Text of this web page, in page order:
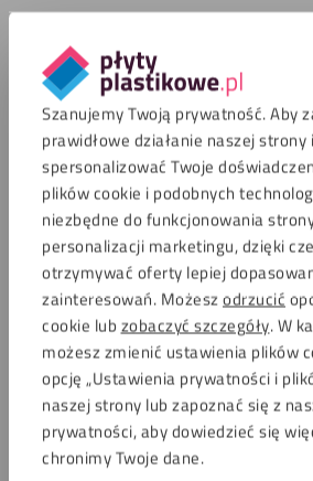
Szanujemy Twoją prywatność. Aby
prawidłowe działanie naszej
spersonalizować Twoje
plików cookie i podobnych
niezbędne do funkcjonowania
personalizacji marketingu, dzięki
otrzymywać oferty lepiej
zainteresowań. Możesz odrzucić
cookie lub zobaczyć szczegóły. W
możesz zmienić ustawienia plików
opcję „Ustawienia prywatności i
naszej strony lub zapoznać się z
prywatności, aby dowiedzieć się
chronimy Twoje dane.